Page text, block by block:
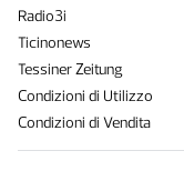
Radio3i
Ticinonews
Tessiner Zeitung
Condizioni di Utilizzo
Condizioni di Vendita